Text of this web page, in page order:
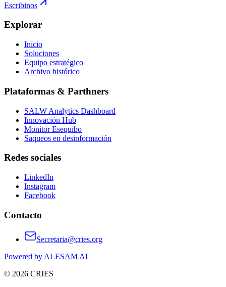
Escribinos
Explorar
Inicio
Soluciones
Equipo estratégico
Archivo histórico
Plataformas & Parthners
SALW Analytics Dashboard
Innovación Hub
Monitor Esequibo
Saqueos en desinformación
Redes sociales
LinkedIn
Instagram
Facebook
Contacto
Secretaria@cries.org
Powered by ALESAM AI
© 2026 CRIES